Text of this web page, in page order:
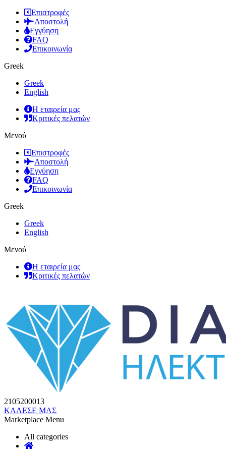
Επιστροφές
Αποστολή
Εγγύηση
FAQ
Επικοινωνία
Greek
Greek
English
Η εταιρεία μας
Κριτικές πελατών
Μενού
Επιστροφές
Αποστολή
Εγγύηση
FAQ
Επικοινωνία
Greek
Greek
English
Μενού
Η εταιρεία μας
Κριτικές πελατών
2105200013
ΚΑΛΕΣΕ ΜΑΣ
Marketplace Menu
All categories